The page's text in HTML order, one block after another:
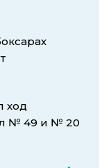
ход
№ 49 и № 20